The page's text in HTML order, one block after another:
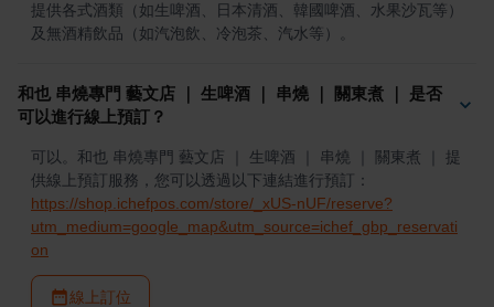
提供各式酒類（如生啤酒、日本清酒、韓國啤酒、水果沙瓦等）
及無酒精飲品（如汽泡飲、冷泡茶、汽水等）。
和也 串燒專門 藝文店 ｜ 生啤酒 ｜ 串燒 ｜ 關東煮 ｜ 是否
可以進行線上預訂？
可以。和也 串燒專門 藝文店 ｜ 生啤酒 ｜ 串燒 ｜ 關東煮 ｜ 提
供線上預訂服務，您可以透過以下連結進行預訂：
https://shop.ichefpos.com/store/_xUS-nUF/reserve?
utm_medium=google_map&utm_source=ichef_gbp_reservati
on
線上訂位